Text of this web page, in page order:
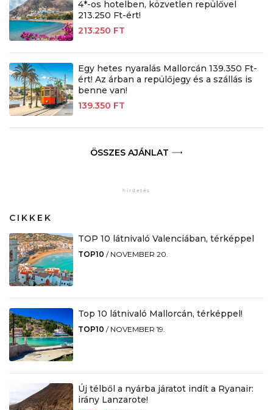
4*-os hotelben, közvetlen repülővel
213.250 Ft-ért!
213.250 FT
Egy hetes nyaralás Mallorcán 139.350 Ft-
ért! Az árban a repülőjegy és a szállás is
benne van!
139.350 FT
ÖSSZES AJÁNLAT
CIKKEK
TOP 10 látnivaló Valenciában, térképpel
TOP10 / NOVEMBER 20.
Top 10 látnivaló Mallorcán, térképpel!
TOP10 / NOVEMBER 19.
Új télből a nyárba járatot indít a Ryanair:
irány Lanzarote!